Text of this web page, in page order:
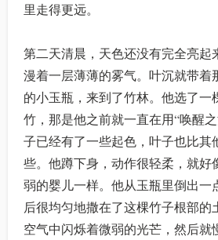
里走得更远。
第二天清晨，天色还没有完全亮起
漫着一层薄薄的雾气。叶沉就带着
的小玉瓶，来到了竹林。他选了一
竹，那是他之前就一直在用“唤醒
子已经有了一些起色，叶子也比其
些。他蹲下身，动作很轻柔，就好
弱的婴儿一样。他从玉瓶里倒出一
后很均匀地撒在了这棵竹子根部的
空气中闪烁着微弱的光芒，然后就